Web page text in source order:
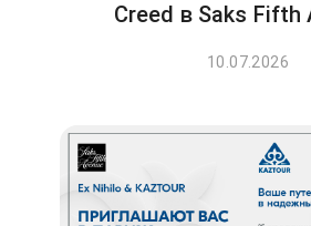
Creed в Saks Fifth
10.07.2026